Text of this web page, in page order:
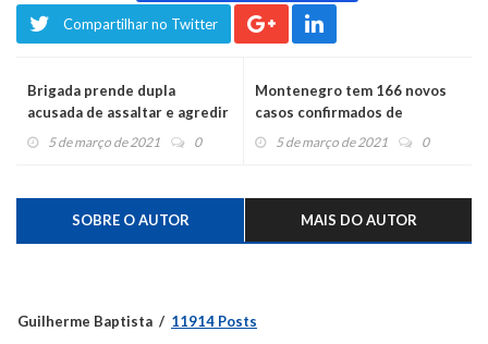
Compartilhar no Twitter
Brigada prende dupla
acusada de assaltar e agredir
taxista5 de março de 2021 0
Montenegro tem 166 novos
casos confirmados de
coronavírus em 24 horas
5 de março de 2021 0
SOBRE O AUTOR MAIS DO AUTOR
Guilherme Baptista 11914 Posts